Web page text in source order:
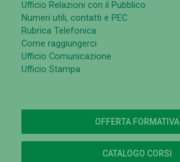
Ufficio Relazioni con il Pubblico
Numeri utili, contatti e PEC
Rubrica Telefonica
Come raggiungerci
Ufficio Comunicazione
Ufficio Stampa
OFFERTA FORMATIVA
CATALOGO CORSI